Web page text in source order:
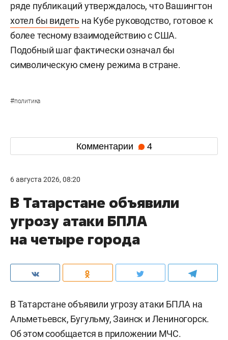
ряде публикаций утверждалось, что Вашингтон
хотел бы видеть на Кубе руководство, готовое к
более тесному взаимодействию с США.
Подобный шаг фактически означал бы
символическую смену режима в стране.
#политика
Комментарии 4
6 августа 2026, 08:20
В Татарстане объявили
угрозу атаки БПЛА
на четыре города
В Татарстане объявили угрозу атаки БПЛА на
Альметьевск, Бугульму, Заинск и Лениногорск.
Об этом сообщается в приложении МЧС.